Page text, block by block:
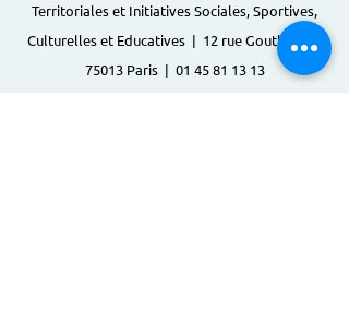
Territoriales et Initiatives Sociales, Sportives,
Culturelles et Educatives | 12 rue Gouthière |
75013 Paris | 01 45 81 13 13